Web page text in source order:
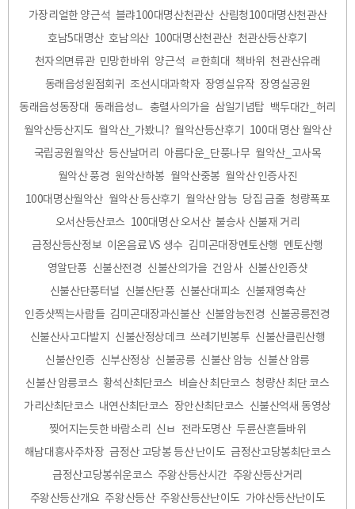
가장리얼한 양근석 블랴100대명산천관산 산림청100대명산천관산
호남5대명산 호남의산 100대명산천관산 천관산등산후기
천자의면류관 민망한바위 양근석 ㄹ한희대 책바위
천관산유래
동래읍성원점회귀
조선시대과학자 장영실유작 장영실공원
동래읍성동장대 동래읍성ㄴ 충렬사의가을 삼일기념탑 백두대간_허리
월악산등산지도 월악산_가봤니? 월악산등산후기
100대 명산 월악산
국립공원월악산 등산날머리 아름다운_단풍나무 월악산_고사목
월악산 풍경 원악산하봉 월악산중봉 월악산 인증사진
100대명산월악산 월악산 등산후기 월악산 암능 당집 금줄 청량폭포
오서산등산코스 100대명산 오서산 불승사 신불재 거리
금정산등산정보 이온음료 VS 생수 김미곤대장멘토산행
멘토산행
영알단풍 신불산전경 신불산의가을 건암사 신불산인증샷
신불산단풍터널 신불산단풍 신불산대피소 신불재영축산
인증샷찍는사람들 김미곤대장과신불산 신불암능전경 신불공릉전경
신불산사고다발지
신불산정상데크 쓰레기빈봉투 신불산클린산행
신불산인증 신부산정상 신불공릉 신불산 암능 신불산 암릉
신불산 암릉코스 황석산최단코스 비슬산 최단코스 청량산 최단 코스
가리산최단코스 내연산최단코스 장안산최단코스 신불산억새 동영상
찢어지는듯한 바람소리
신ㅂ 전라도명산 두륜산흔들바위
해남대흥사주차장 금정산 고당봉 등산 난이도 금정산고당봉최단코스
금정산고당봉쉬운코스 주왕산등산시간 주왕산등산거리
주왕산등산개요 주왕산등산 주왕산등산난이도 가야산등산난이도